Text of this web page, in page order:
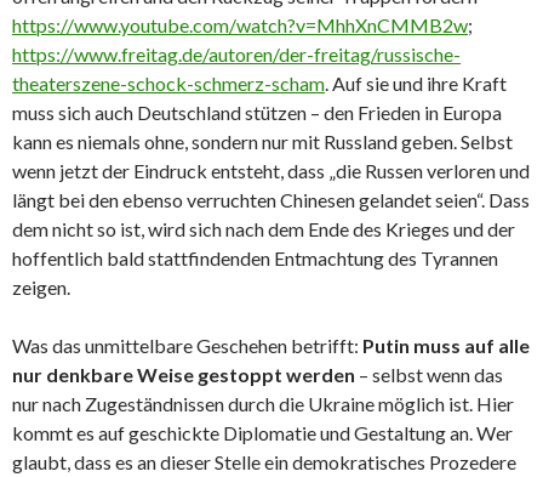
https://www.youtube.com/watch?v=MhhXnCMMB2w;
https://www.freitag.de/autoren/der-freitag/russische-
theaterszene-schock-schmerz-scham. Auf sie und ihre Kraft
muss sich auch Deutschland stützen – den Frieden in Europa
kann es niemals ohne, sondern nur mit Russland geben. Selbst
wenn jetzt der Eindruck entsteht, dass „die Russen verloren und
längt bei den ebenso verruchten Chinesen gelandet seien“. Dass
dem nicht so ist, wird sich nach dem Ende des Krieges und der
hoffentlich bald stattfindenden Entmachtung des Tyrannen
zeigen.
Was das unmittelbare Geschehen betrifft: Putin muss auf alle
nur denkbare Weise gestoppt werden – selbst wenn das
nur nach Zugeständnissen durch die Ukraine möglich ist. Hier
kommt es auf geschickte Diplomatie und Gestaltung an. Wer
glaubt, dass es an dieser Stelle ein demokratisches Prozedere